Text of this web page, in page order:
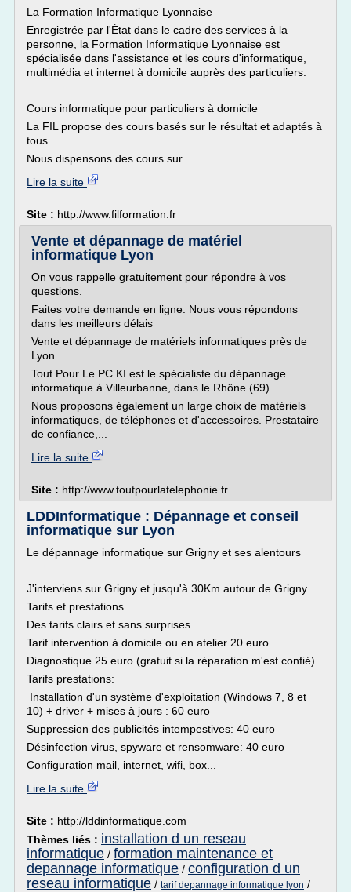
La Formation Informatique Lyonnaise
Enregistrée par l'État dans le cadre des services à la
personne, la Formation Informatique Lyonnaise est
spécialisée dans l'assistance et les cours d'informatique,
multimédia et internet à domicile auprès des particuliers.
Cours informatique pour particuliers à domicile
La FIL propose des cours basés sur le résultat et adaptés à
tous.
Nous dispensons des cours sur...
Lire la suite
Site : http://www.filformation.fr
Vente et dépannage de matériel
informatique Lyon
On vous rappelle gratuitement pour répondre à vos
questions.
Faites votre demande en ligne. Nous vous répondons
dans les meilleurs délais
Vente et dépannage de matériels informatiques près de
Lyon
Tout Pour Le PC KI est le spécialiste du dépannage
informatique à Villeurbanne, dans le Rhône (69).
Nous proposons également un large choix de matériels
informatiques, de téléphones et d'accessoires. Prestataire
de confiance,...
Lire la suite
Site : http://www.toutpourlatelephonie.fr
LDDInformatique : Dépannage et conseil
informatique sur Lyon
Le dépannage informatique sur Grigny et ses alentours
J'interviens sur Grigny et jusqu'à 30Km autour de Grigny
Tarifs et prestations
Des tarifs clairs et sans surprises
Tarif intervention à domicile ou en atelier 20 euro
Diagnostique 25 euro (gratuit si la réparation m'est confié)
Tarifs prestations:
Installation d'un système d'exploitation (Windows 7, 8 et
10) + driver + mises à jours : 60 euro
Suppression des publicités intempestives: 40 euro
Désinfection virus, spyware et rensomware: 40 euro
Configuration mail, internet, wifi, box...
Lire la suite
Site : http://lddinformatique.com
Thèmes liés : installation d un reseau
informatique / formation maintenance et
depannage informatique / configuration d un
reseau informatique / tarif depannage informatique lyon /